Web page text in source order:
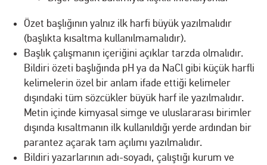
Özet başlığının yalnız ilk harfi büyük yazılmalıdır
(başlıkta kısaltma kullanılmamalıdır).
Başlık çalışmanın içeriğini açıklar tarzda olmalıdır.
Bildiri özeti başlığında pH ya da NaCl gibi küçük harfli
kelimelerin özel bir anlam ifade ettiği kelimeler
dışındaki tüm sözcükler büyük harf ile yazılmalıdır.
Metin içinde kimyasal simge ve uluslararası birimler
dışında kısaltmanın ilk kullanıldığı yerde ardından bir
parantez açarak tam açılımı yazılmalıdır.
Bildiri yazarlarının adı-soyadı, çalıştığı kurum ve